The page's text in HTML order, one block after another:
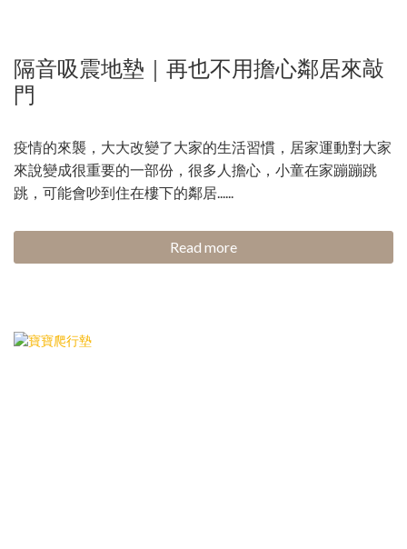
隔音吸震地墊｜再也不用擔心鄰居來敲
門
疫情的來襲，大大改變了大家的生活習慣，居家運動對大家
來說變成很重要的一部份，很多人擔心，小童在家蹦蹦跳
跳，可能會吵到住在樓下的鄰居......
Read more